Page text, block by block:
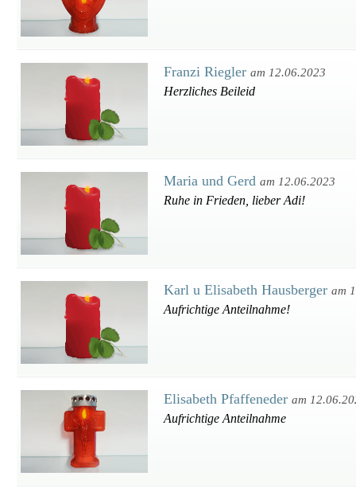
Franzi Riegler am 12.06.2023
Herzliches Beileid
Maria und Gerd am 12.06.2023
Ruhe in Frieden, lieber Adi!
Karl u Elisabeth Hausberger am
Aufrichtige Anteilnahme!
Elisabeth Pfaffeneder am
Aufrichtige Anteilnahme